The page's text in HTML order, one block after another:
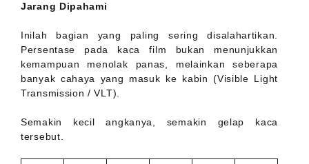
Jarang Dipahami
Inilah bagian yang paling sering disalahartikan.
Persentase pada kaca film bukan menunjukkan
kemampuan menolak panas, melainkan seberapa
banyak cahaya yang masuk ke kabin (Visible Light
Transmission / VLT).
Semakin kecil angkanya, semakin gelap kaca
tersebut.